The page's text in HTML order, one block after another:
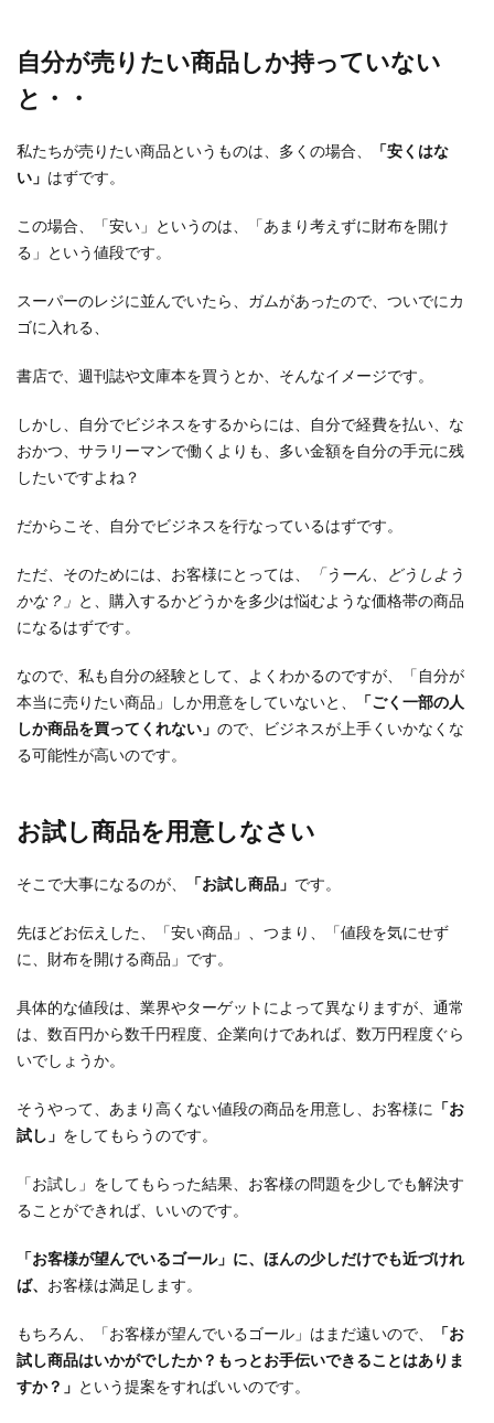
自分が売りたい商品しか持っていない
と・・
私たちが売りたい商品というものは、多くの場合、
「安くはな
い」 はずです。
この場合、「安い」というのは、「あまり考えずに財布を開け
る」という値段です。
スーパーのレジに並んでいたら、ガムがあったので、ついでにカ
ゴに入れる、
書店で、週刊誌や文庫本を買うとか、そんなイメージです。
しかし、自分でビジネスをするからには、自分で経費を払い、な
おかつ、サラリーマンで働くよりも、多い金額を自分の手元に残
したいですよね？
だからこそ、自分でビジネスを行なっているはずです。
ただ、そのためには、お客様にとっては、
「うーん、どうしよう
かな？」 と、購入するかどうかを多少は悩むような価格帯の商品
になるはずです。
なので、私も自分の経験として、よくわかるのですが、「自分が
本当に売りたい商品」しか用意をしていないと、
「ごく一部の人
しか商品を買ってくれない」 ので、ビジネスが上手くいかなくな
る可能性が高いのです。
お試し商品を用意しなさい
そこで大事になるのが、 「お試し商品」 です。
先ほどお伝えした、「安い商品」、つまり、「値段を気にせず
に、財布を開ける商品」です。
具体的な値段は、業界やターゲットによって異なりますが、通常
は、数百円から数千円程度、企業向けであれば、数万円程度ぐら
いでしょうか。
そうやって、あまり高くない値段の商品を用意し、お客様に 「お
試し」 をしてもらうのです。
「お試し」をしてもらった結果、お客様の問題を少しでも解決す
ることができれば、いいのです。
「お客様が望んでいるゴール」に、ほんの少しだけでも近づけれ
ば、 お客様は満足します。
もちろん、「お客様が望んでいるゴール」はまだ遠いので、
「お
試し商品はいかがでしたか？もっとお手伝いできることはありま
すか？」 という提案をすればいいのです。